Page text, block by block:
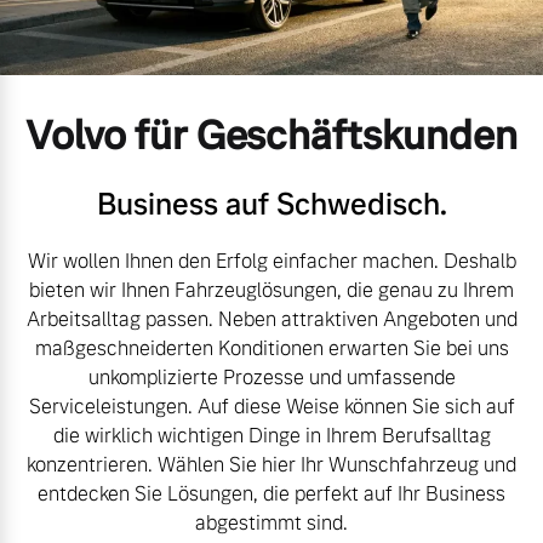
Mild-Hybrid
Geschäftskunden
Editionsmodelle
Konnektivität
Angebot anfragen
Volvo Gebrauchtwagenbörse
Aktuelle Zubehörangebote
Zubehörkatalog
Service by Volvo
Sie erhalten bei uns eine
Vielzahl von Original
Kontakt und Anfahrt
Volvo für Geschäftskunden
Business auf Schwedisch.
Wir wollen Ihnen den Erfolg einfacher machen. Deshalb
bieten wir Ihnen Fahrzeuglösungen, die genau zu Ihrem
Arbeitsalltag passen. Neben attraktiven Angeboten und
maßgeschneiderten Konditionen erwarten Sie bei uns
unkomplizierte Prozesse und umfassende
Serviceleistungen. Auf diese Weise können Sie sich auf
die wirklich wichtigen Dinge in Ihrem Berufsalltag
konzentrieren. Wählen Sie hier Ihr Wunschfahrzeug und
entdecken Sie Lösungen, die perfekt auf Ihr Business
abgestimmt sind.